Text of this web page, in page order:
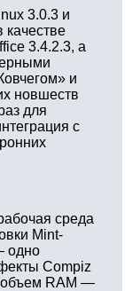
3.0.3 и
качестве
3.4.2.3, а
и
новшеств
для
с
среда
Mint-
одно
Compiz
объем RAM —